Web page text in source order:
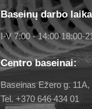
Baseinų darbo
I-V 7:00 - 14:00 18:00-
Centro baseinai:
Baseinas Ežero g. 11A,
Tel. +370 646 434 01